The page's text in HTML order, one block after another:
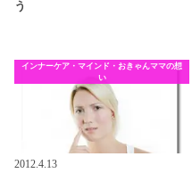
う
インナーケア・マインド・おきゃんママの想
い
2012.4.13